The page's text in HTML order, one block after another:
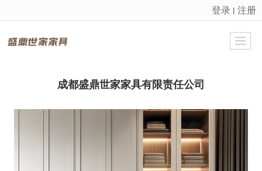
很遗憾，因您的浏览器版本过低导致无法获得最佳浏览体验，推荐下载安装谷歌浏览器！
登录 丨 注册
成都盛鼎世家家具有限责任公司